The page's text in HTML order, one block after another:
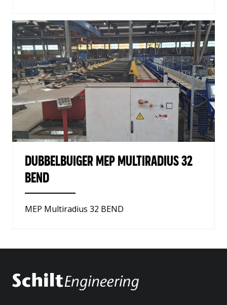
DUBBELBUIGER MEP MULTIRADIUS 32
BEND
MEP Multiradius 32 BEND